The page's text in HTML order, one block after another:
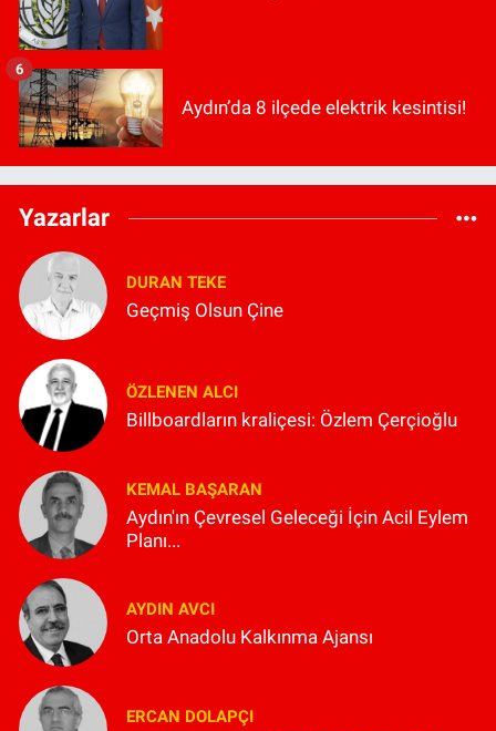
Aydın’da 8 ilçede elektrik kesintisi!
6
Yazarlar
DURAN TEKE
Geçmiş Olsun Çine
ÖZLENEN ALCI
Billboardların kraliçesi: Özlem Çerçioğlu
KEMAL BAŞARAN
Aydın'ın Çevresel Geleceği İçin Acil Eylem
Planı...
AYDIN AVCI
Orta Anadolu Kalkınma Ajansı
ERCAN DOLAPÇI